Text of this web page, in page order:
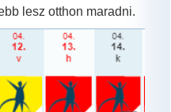
lesz otthon maradni.